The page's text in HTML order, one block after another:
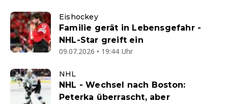
Eishockey
Familie gerät in Lebensgefahr -
NHL-Star greift ein
09.07.2026 • 19:44 Uhr
NHL
NHL - Wechsel nach Boston:
Peterka überrascht, aber